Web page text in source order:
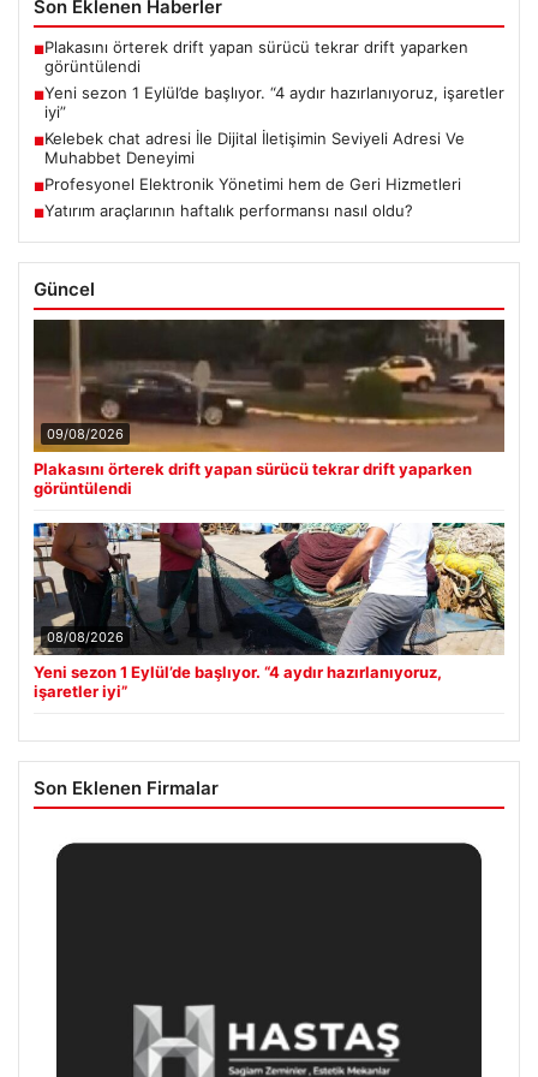
Son Eklenen Haberler
■Plakasını örterek drift yapan sürücü tekrar drift yaparken
görüntülendi
■Yeni sezon 1 Eylül’de başlıyor. “4 aydır hazırlanıyoruz, işaretler
iyi”
■Kelebek chat adresi İle Dijital İletişimin Seviyeli Adresi Ve
Muhabbet Deneyimi
■Profesyonel Elektronik Yönetimi hem de Geri Hizmetleri
■Yatırım araçlarının haftalık performansı nasıl oldu?
Güncel
09/08/2026
Plakasını örterek drift yapan sürücü tekrar drift yaparken
görüntülendi
08/08/2026
Yeni sezon 1 Eylül’de başlıyor. “4 aydır hazırlanıyoruz,
işaretler iyi”
Son Eklenen Firmalar